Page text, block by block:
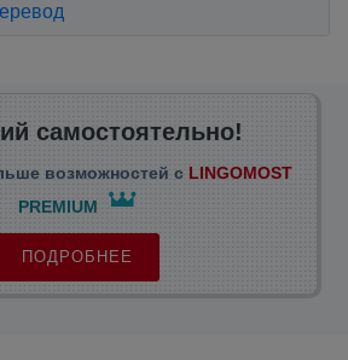
самостоятельно!
возможностей с LINGOMOST
PREMIUM
ПОДРОБНЕЕ